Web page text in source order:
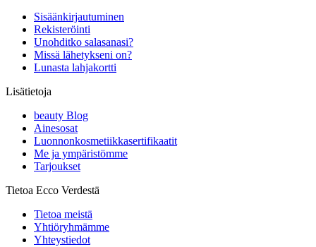
Sisäänkirjautuminen
Rekisteröinti
Unohditko salasanasi?
Missä lähetykseni on?
Lunasta lahjakortti
Lisätietoja
beauty Blog
Ainesosat
Luonnonkosmetiikkasertifikaatit
Me ja ympäristömme
Tarjoukset
Tietoa Ecco Verdestä
Tietoa meistä
Yhtiöryhmämme
Yhteystiedot